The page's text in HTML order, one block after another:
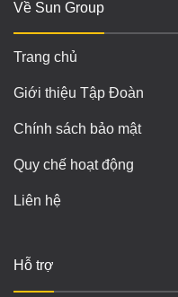
Về Sun Group
Trang chủ
Giới thiệu Tập Đoàn
Chính sách bảo mật
Quy chế hoạt động
Liên hệ
Hỗ trợ